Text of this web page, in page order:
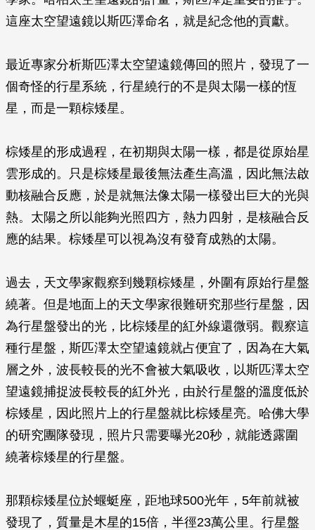
這座太空望遠鏡以斯匹澤命名，就是紀念他的貢獻。
最近專家分析斯匹澤太空望遠鏡傳回的照片，發現了一
個奇怪的行星系統，行星繞行的不是與太陽一樣的恆
星，而是一顆棕矮星。
棕矮星的形成過程，在初期與太陽一樣，都是從原始星
雲形成的。只是棕矮星最後無法產生高溫，因此無法啟
動核融合反應，於是就無法像太陽一樣發出巨大的光與
熱。太陽之所以能夠光照四方，熱力四射，是核融合反
應的結果。棕矮星可以視為沒有發育成熟的太陽。
過去，天文學家觀察到幾顆棕矮星，外圍有原始行星盤
繞著。但是地面上的天文學家很難研究那些行星盤，因
為行星盤發出的光，比棕矮星的紅外線還微弱。觀察這
種行星盤，斯匹澤太空望遠鏡就占便宜了，因為在大氣
層之外，波長較長的光不會被大氣吸收，以斯匹澤太空
望遠鏡捕捉波長較長的紅外光，由於行星盤的溫度低於
棕矮星，因此照片上的行星盤就比棕矮星亮。哈佛大學
的研究團隊發現，照片只需要曝光20秒，就能透露圍
繞著棕矮星的行星盤。
那顆棕矮星位於蝘蜓座，距地球500光年，5年前就被
發現了，質量是木星的15倍，半徑23萬公里。行星盤